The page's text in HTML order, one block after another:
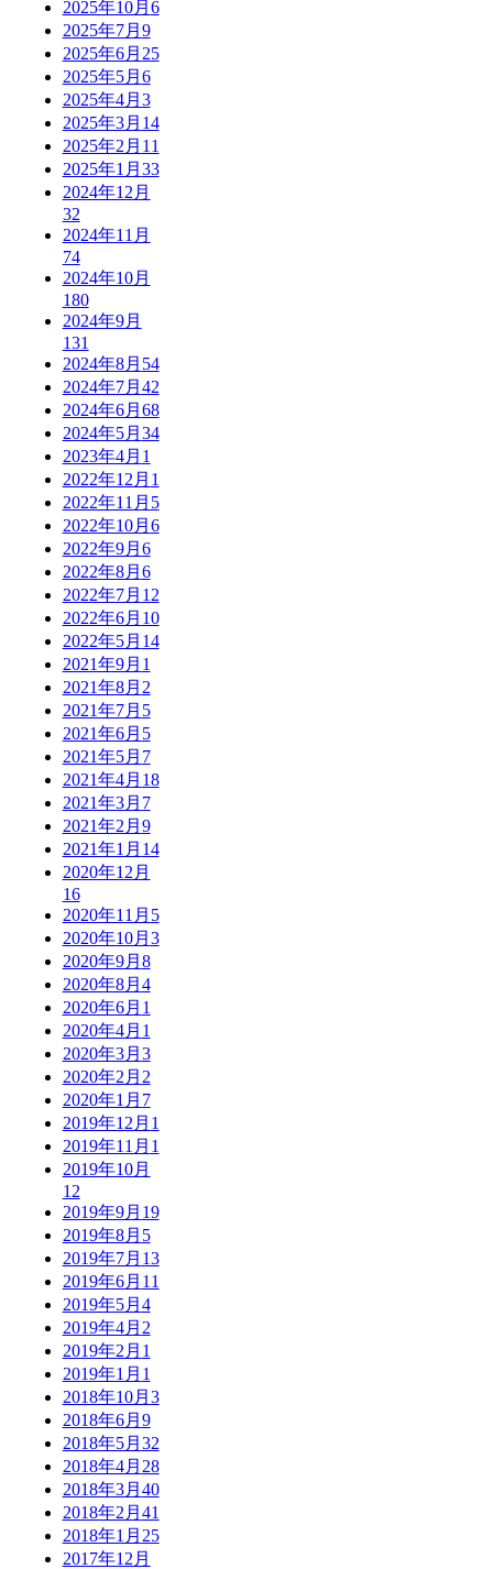
2025年10月 6
2025年7月 9
2025年6月 25
2025年5月 6
2025年4月 3
2025年3月 14
2025年2月 11
2025年1月 33
2024年12月
32
2024年11月
74
2024年10月
180
2024年9月
131
2024年8月 54
2024年7月 42
2024年6月 68
2024年5月 34
2023年4月 1
2022年12月 1
2022年11月 5
2022年10月 6
2022年9月 6
2022年8月 6
2022年7月 12
2022年6月 10
2022年5月 14
2021年9月 1
2021年8月 2
2021年7月 5
2021年6月 5
2021年5月 7
2021年4月 18
2021年3月 7
2021年2月 9
2021年1月 14
2020年12月
16
2020年11月 5
2020年10月 3
2020年9月 8
2020年8月 4
2020年6月 1
2020年4月 1
2020年3月 3
2020年2月 2
2020年1月 7
2019年12月 1
2019年11月 1
2019年10月
12
2019年9月 19
2019年8月 5
2019年7月 13
2019年6月 11
2019年5月 4
2019年4月 2
2019年2月 1
2019年1月 1
2018年10月 3
2018年6月 9
2018年5月 32
2018年4月 28
2018年3月 40
2018年2月 41
2018年1月 25
2017年12月